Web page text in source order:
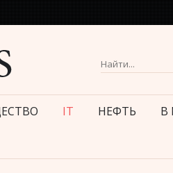
IT НЕФТЬ В